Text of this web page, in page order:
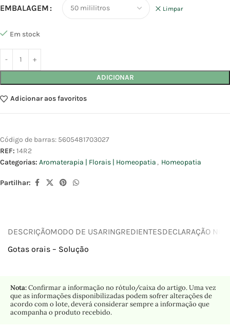
EMBALAGEM Limpar
Em stock
ADICIONAR
Adicionar aos favoritos
Código de barras: 5605481703027
REF: 14R2
Categorias: Aromaterapia | Florais | Homeopatia , Homeopatia
Partilhar:
DESCRIÇÃOMODO DE USARINGREDIENTESDECLARAÇÃO
Gotas orais – Solução
Nota:Confirmar a informação no rótulo/caixa do artigo. Uma vez
que as informações disponibilizadas podem sofrer alterações de
acordo com o lote, deverá considerar sempre a informação que
acompanha o produto recebido.